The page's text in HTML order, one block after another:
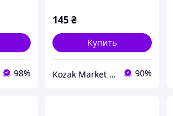
98%
145 ₴
Купить
Kozak Market - Магазин техники и аксессуаров 90%